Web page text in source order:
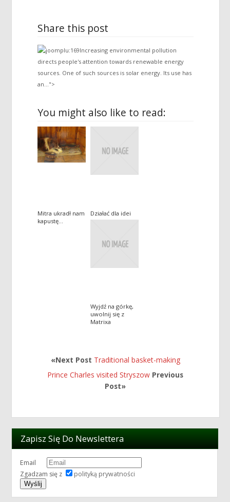
Share this post
Increasing environmental pollution
directs people's attention towards renewable energy
sources. One of such sources is solar energy. Its use has
an...">
You might also like to read:
Mitra ukradł nam
kapustę…
Działać dla idei
Wyjdź na górkę,
uwolnij się z
Matrixa
«Next Post Traditional basket-making
Prince Charles visited Stryszow Previous
Post»
Zapisz Się Do Newslettera
Email
Zgadzam się z
polityką prywatności